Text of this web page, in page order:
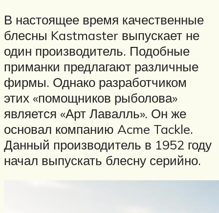
В настоящее время качественные
блесны Kastmaster выпускает не
один производитель. Подобные
приманки предлагают различные
фирмы. Однако разработчиком
этих «помощников рыболова»
является «Арт Лавалль». Он же
основал компанию Acme Tackle.
Данный производитель в 1952 году
начал выпускать блесну серийно.